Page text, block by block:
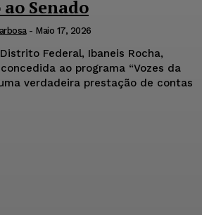
Senado
- Maio 17, 2026
Federal, Ibaneis Rocha,
ao programa “Vozes da
verdadeira prestação de contas